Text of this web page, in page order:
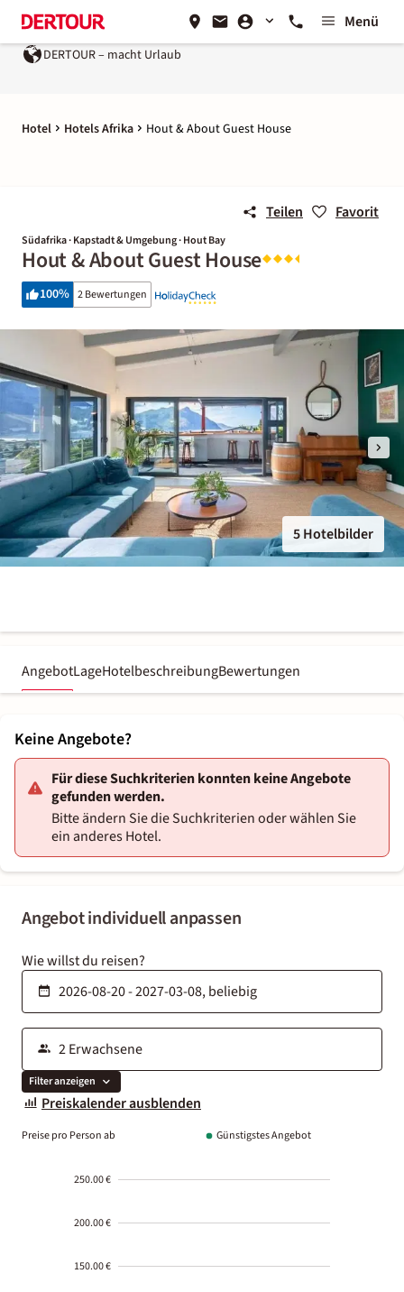
Menü
DERTOUR – macht Urlaub
Hotel Hotels Afrika Hout & About Guest House
Teilen Favorit
Südafrika · Kapstadt & Umgebung · Hout Bay
Hout & About Guest House
100% 2 Bewertungen
5 Hotelbilder
AngebotLageHotelbeschreibungBewertungen
Angebot individuell anpassen
Wie willst du reisen?
Filter anzeigen
Preiskalender ausblenden
Preise pro Person ab Günstigstes Angebot
250.00 €
200.00 €
150.00 €
Keine Angebote?
Für diese Suchkriterien konnten keine Angebote
gefunden werden.
Bitte ändern Sie die Suchkriterien oder wählen Sie
ein anderes Hotel.